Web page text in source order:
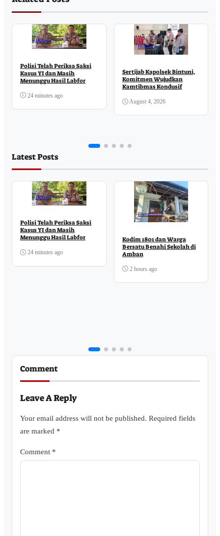
Hukrim
Polisi Telah Periksa Saksi
Kasus YI dan Masih
Menunggu Hasil Labfor
24 minutes ago
Hukrim
Sertijab Kapolsek Bintuni,
Komitmen Wujudkan
Kamtibmas Kondusif
August 4, 2026
Latest Posts
Hukrim
Polisi Telah Periksa Saksi
Kasus YI dan Masih
Menunggu Hasil Labfor
24 minutes ago
DaerahSosial
Kodim 1801 dan Warga
Bersatu Benahi Sekolah di
Amban
2 hours ago
Comment
Leave A Reply
Your email address will not be published. Required fields
are marked *
Comment *